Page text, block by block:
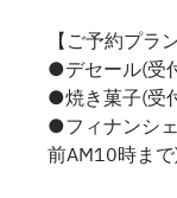
【ご予約プラ
●デセール(受
●焼き菓子(受
●フィナンシ
前AM10時まで